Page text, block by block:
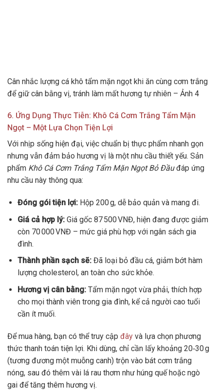
Cân nhắc lượng cá khô tẩm mặn ngọt khi ăn cùng cơm trắng
để giữ cân bằng vị, tránh làm mất hương tự nhiên – Ảnh 4
6. Ứng Dụng Thực Tiễn: Khô Cá Cơm Trắng Tẩm Mặn
Ngọt – Một Lựa Chọn Tiện Lợi
Với nhịp sống hiện đại, việc chuẩn bị thực phẩm nhanh gọn
nhưng vẫn đảm bảo hương vị là một nhu cầu thiết yếu. Sản
phẩm Khô Cá Cơm Trắng Tẩm Mặn Ngọt Bỏ Đầuđáp ứng
nhu cầu này thông qua:
Đóng gói tiện lợi:Hộp 200 g, dễ bảo quản và mang đi.
Giá cả hợp lý:Giá gốc 87 500 VNĐ, hiện đang được giảm
còn 70 000 VNĐ – mức giá phù hợp với ngân sách gia
đình.
Thành phần sạch sẽ:Đã loại bỏ đầu cá, giảm bớt hàm
lượng cholesterol, an toàn cho sức khỏe.
Hương vị cân bằng:Tẩm mặn ngọt vừa phải, thích hợp
cho mọi thành viên trong gia đình, kể cả người cao tuổi
cần ít muối.
Để mua hàng, bạn có thể truy cập đây và lựa chọn phương
thức thanh toán tiện lợi. Khi dùng, chỉ cần lấy khoảng 20‑30 g
(tương đương một muỗng canh) trộn vào bát cơm trắng
nóng, sau đó thêm vài lá rau thơm như húng quế hoặc ngò
gai để tăng thêm hương vị.